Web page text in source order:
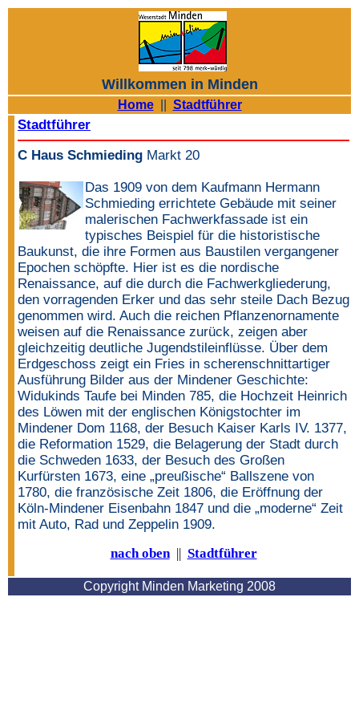
Willkommen in Minden
Home|| Stadtführer
Stadtführer
C Haus Schmieding Markt 20
Das 1909 von dem Kaufmann Hermann
Schmieding errichtete Gebäude mit seiner
malerischen Fachwerkfassade ist ein
typisches Beispiel für die historistische
Baukunst, die ihre Formen aus Baustilen vergangener
Epochen schöpfte. Hier ist es die nordische
Renaissance, auf die durch die Fachwerkgliederung,
den vorragenden Erker und das sehr steile Dach Bezug
genommen wird. Auch die reichen Pflanzenornamente
weisen auf die Renaissance zurück, zeigen aber
gleichzeitig deutliche Jugendstileinflüsse. Über dem
Erdgeschoss zeigt ein Fries in scherenschnittartiger
Ausführung Bilder aus der Mindener Geschichte:
Widukinds Taufe bei Minden 785, die Hochzeit Heinrich
des Löwen mit der englischen Königstochter im
Mindener Dom 1168, der Besuch Kaiser Karls IV. 1377,
die Reformation 1529, die Belagerung der Stadt durch
die Schweden 1633, der Besuch des Großen
Kurfürsten 1673, eine „preußische“ Ballszene von
1780, die französische Zeit 1806, die Eröffnung der
Köln-Mindener Eisenbahn 1847 und die „moderne“ Zeit
mit Auto, Rad und Zeppelin 1909.
nach oben|| Stadtführer
Copyright Minden Marketing 2008